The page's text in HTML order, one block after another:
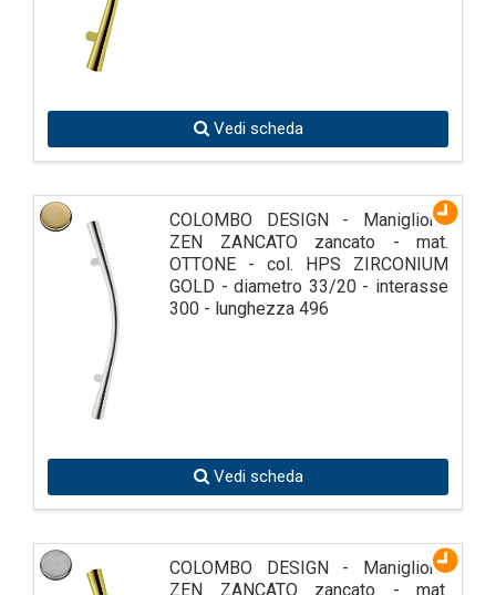
Vedi scheda
COLOMBO DESIGN - Maniglione
ZEN ZANCATO zancato - mat.
OTTONE - col. HPS ZIRCONIUM
GOLD - diametro 33/20 - interasse
300 - lunghezza 496
Vedi scheda
COLOMBO DESIGN - Maniglione
ZEN ZANCATO zancato - mat.